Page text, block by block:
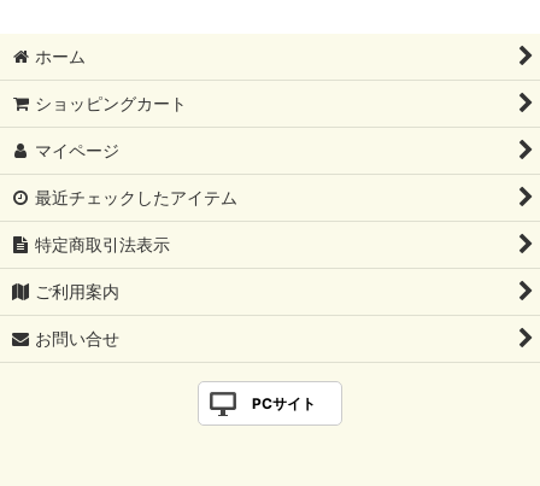
ホーム
ショッピングカート
マイページ
最近チェックしたアイテム
特定商取引法表示
ご利用案内
お問い合せ
PCサイト